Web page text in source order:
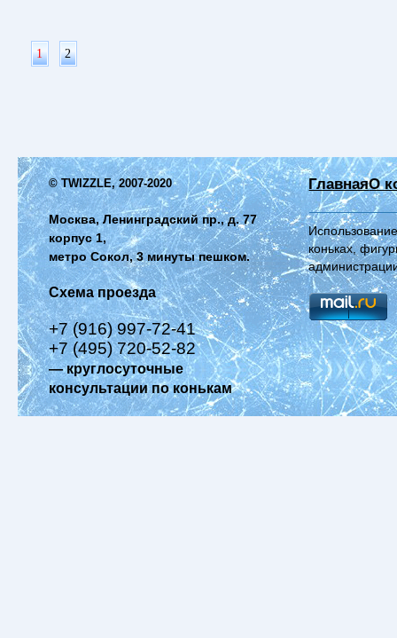
1 2
© TWIZZLE, 2007-2020
Москва, Ленинградский пр., д. 77
корпус 1,
метро Сокол, 3 минуты пешком.
Схема проезда
+7 (916) 997-72-41
+7 (495) 720-52-82
— круглосуточные
консультации по конькам
ГлавнаяО
коньках,